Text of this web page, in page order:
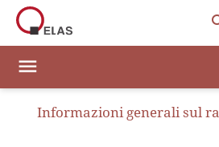
menu
Informazioni generali sul